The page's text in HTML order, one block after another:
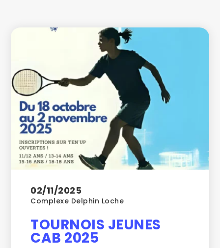
02/11/2025
Complexe Delphin Loche
TOURNOIS JEUNES
CAB 2025